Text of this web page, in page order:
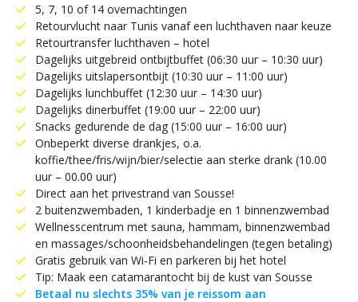
5, 7, 10 of 14 overnachtingen
Retourvlucht naar Tunis vanaf een luchthaven naar keuze
Retourtransfer luchthaven – hotel
Dagelijks uitgebreid ontbijtbuffet (06:30 uur – 10:30 uur)
Dagelijks uitslapersontbijt (10:30 uur – 11:00 uur)
Dagelijks lunchbuffet (12:30 uur – 14:30 uur)
Dagelijks dinerbuffet (19:00 uur – 22:00 uur)
Snacks gedurende de dag (15:00 uur – 16:00 uur)
Onbeperkt diverse drankjes, o.a.
koffie/thee/fris/wijn/bier/selectie aan sterke drank (10.00
uur – 00.00 uur)
Direct aan het privestrand van Sousse!
2 buitenzwembaden, 1 kinderbadje en 1 binnenzwembad
Wellnesscentrum met sauna, hammam, binnenzwembad
en massages/schoonheidsbehandelingen (tegen betaling)
Gratis gebruik van Wi-Fi en parkeren bij het hotel
Tip: Maak een catamarantocht bij de kust van Sousse
Betaal nu slechts 35% van je reissom aan